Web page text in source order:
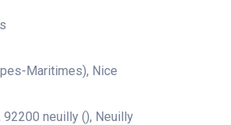
Maritimes), Nice
neuilly (), Neuilly